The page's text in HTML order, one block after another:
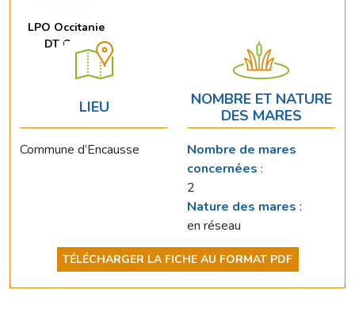
LPO Occitanie
DT Gers
LIEU
Commune d’Encausse
NOMBRE ET NATURE
DES MARES
Nombre de mares
concernées :
2
Nature des mares :
en réseau
TÉLÉCHARGER LA FICHE AU FORMAT PDF